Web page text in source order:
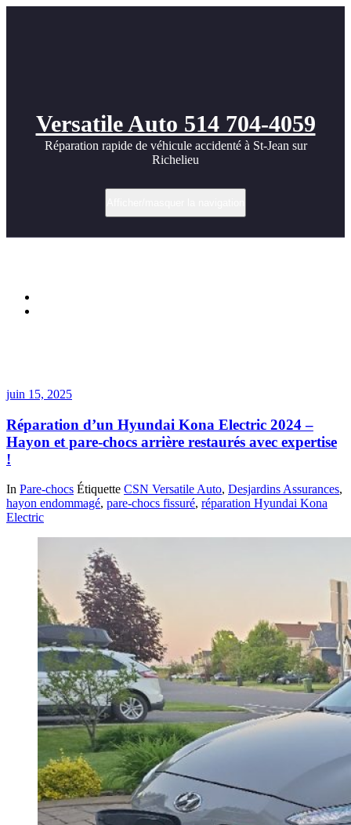
Versatile Auto 514 704-4059
Réparation rapide de véhicule accidenté à St-Jean sur
Richelieu
juin 15, 2025
Réparation d’un Hyundai Kona Electric 2024 –
Hayon et pare-chocs arrière restaurés avec expertise
!
In Pare-chocs Étiquette CSN Versatile Auto, Desjardins Assurances,
hayon endommagé, pare-chocs fissuré, réparation Hyundai Kona
Electric